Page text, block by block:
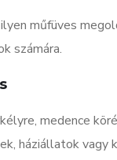
műfüves
számára.
medence
háziállatok vagy